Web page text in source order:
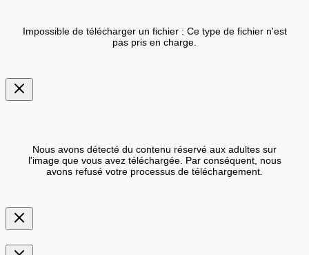
Impossible de télécharger un fichier : Ce type de fichier n'est
pas pris en charge.
Nous avons détecté du contenu réservé aux adultes sur
l'image que vous avez téléchargée. Par conséquent, nous
avons refusé votre processus de téléchargement.